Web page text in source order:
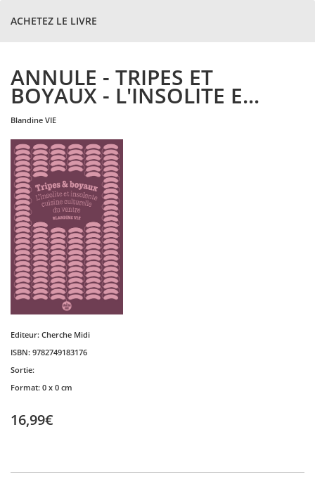
ACHETEZ LE LIVRE
ANNULE - TRIPES ET
BOYAUX - L'INSOLITE E...
blandine VIE
Editeur: Cherche Midi
ISBN: 9782749183176
Sortie:
Format: 0 x 0 cm
16,99€